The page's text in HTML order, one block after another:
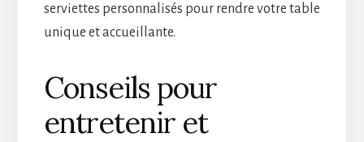
serviettes personnalisés pour rendre votre table
unique et accueillante.
Conseils pour
entretenir et